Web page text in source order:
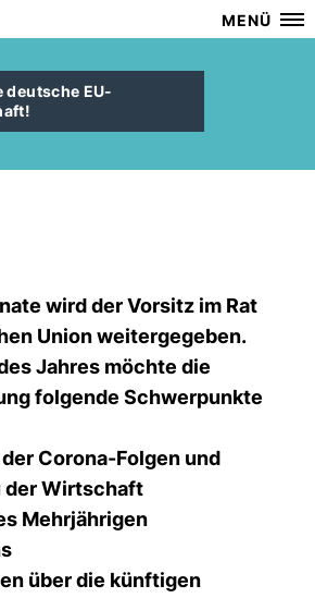
MENÜ
deutsche EU-
wird der Vorsitz im Rat
Union weitergegeben.
Jahres möchte die
folgende Schwerpunkte
Corona-Folgen und
der Wirtschaft
Mehrjährigen
über die künftigen